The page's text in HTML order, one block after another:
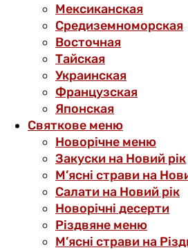
Мексиканская
Средиземноморская
Восточная
Тайская
Украинская
Французская
Японская
Святкове меню
Новорічне меню
Закуски на Новий рік
М’ясні страви на
Салати на Новий рік
Новорічні десерти
Різдвяне меню
М’ясні страви на